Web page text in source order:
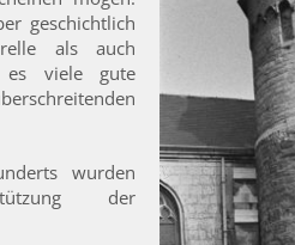
geschichtlich
als auch
es viele gute
wurden
der